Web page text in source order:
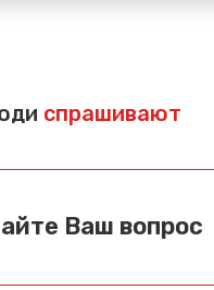
спрашивают
Ваш вопрос